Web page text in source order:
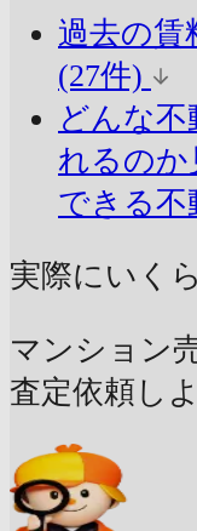
過去の賃
(27件)
どんな不
れるのか
できる不
実際にいく
マンション
査定依頼し